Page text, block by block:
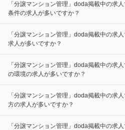
「分譲マンション管理」doda掲載中の求
条件の求人が多いですか？
「分譲マンション管理」doda掲載中の求
求人が多いですか？
「分譲マンション管理」doda掲載中の求
の環境の求人が多いですか？
「分譲マンション管理」doda掲載中の求
方の求人が多いですか？
「分譲マンション管理」doda掲載中の求